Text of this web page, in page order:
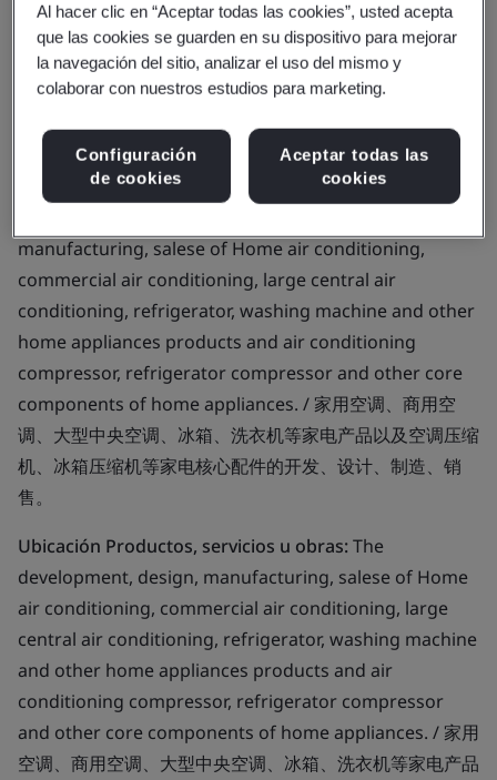
GD Midea Air-
Conditioning Equipment
Co., Ltd.
manufacturing, salese of Home air conditioning,
commercial air conditioning, large central air
conditioning, refrigerator, washing machine and other
home appliances products and air conditioning
compressor, refrigerator compressor and other core
components of home appliances. / 家用空调、商用空
调、大型中央空调、冰箱、洗衣机等家电产品以及空调压缩
机、冰箱压缩机等家电核心配件的开发、设计、制造、销
售。
Ubicación Productos, servicios u obras:The
development, design, manufacturing, salese of Home
air conditioning, commercial air conditioning, large
central air conditioning, refrigerator, washing machine
and other home appliances products and air
conditioning compressor, refrigerator compressor
and other core components of home appliances. / 家用
空调、商用空调、大型中央空调、冰箱、洗衣机等家电产品
Al hacer clic en “Aceptar todas las cookies”, usted acepta
que las cookies se guarden en su dispositivo para mejorar
la navegación del sitio, analizar el uso del mismo y
colaborar con nuestros estudios para marketing.
Configuración
de cookies
Aceptar todas las
cookies